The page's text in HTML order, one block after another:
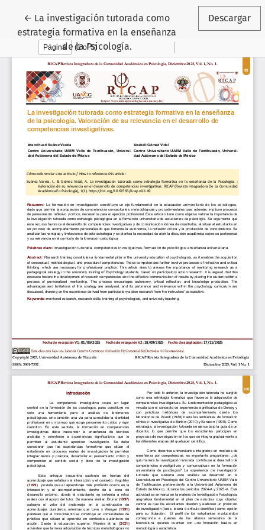
← Volver a los detalles del artículo
La investigación tutorada como
estrategia formativa en la enseñanza
de la Psicología.
Descargar